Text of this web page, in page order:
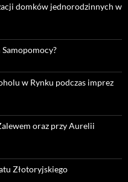
domków jednorodzinnych w
w Rynku podczas imprez
oraz przy Aurelii
Złotoryjskiego